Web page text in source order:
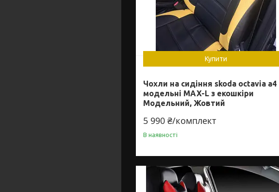
Купити
Чохли на сидіння skoda octavia a4
модельні MAX-L з екошкіри
Модельний, Жовтий
5 990 ₴/комплект
В наявності